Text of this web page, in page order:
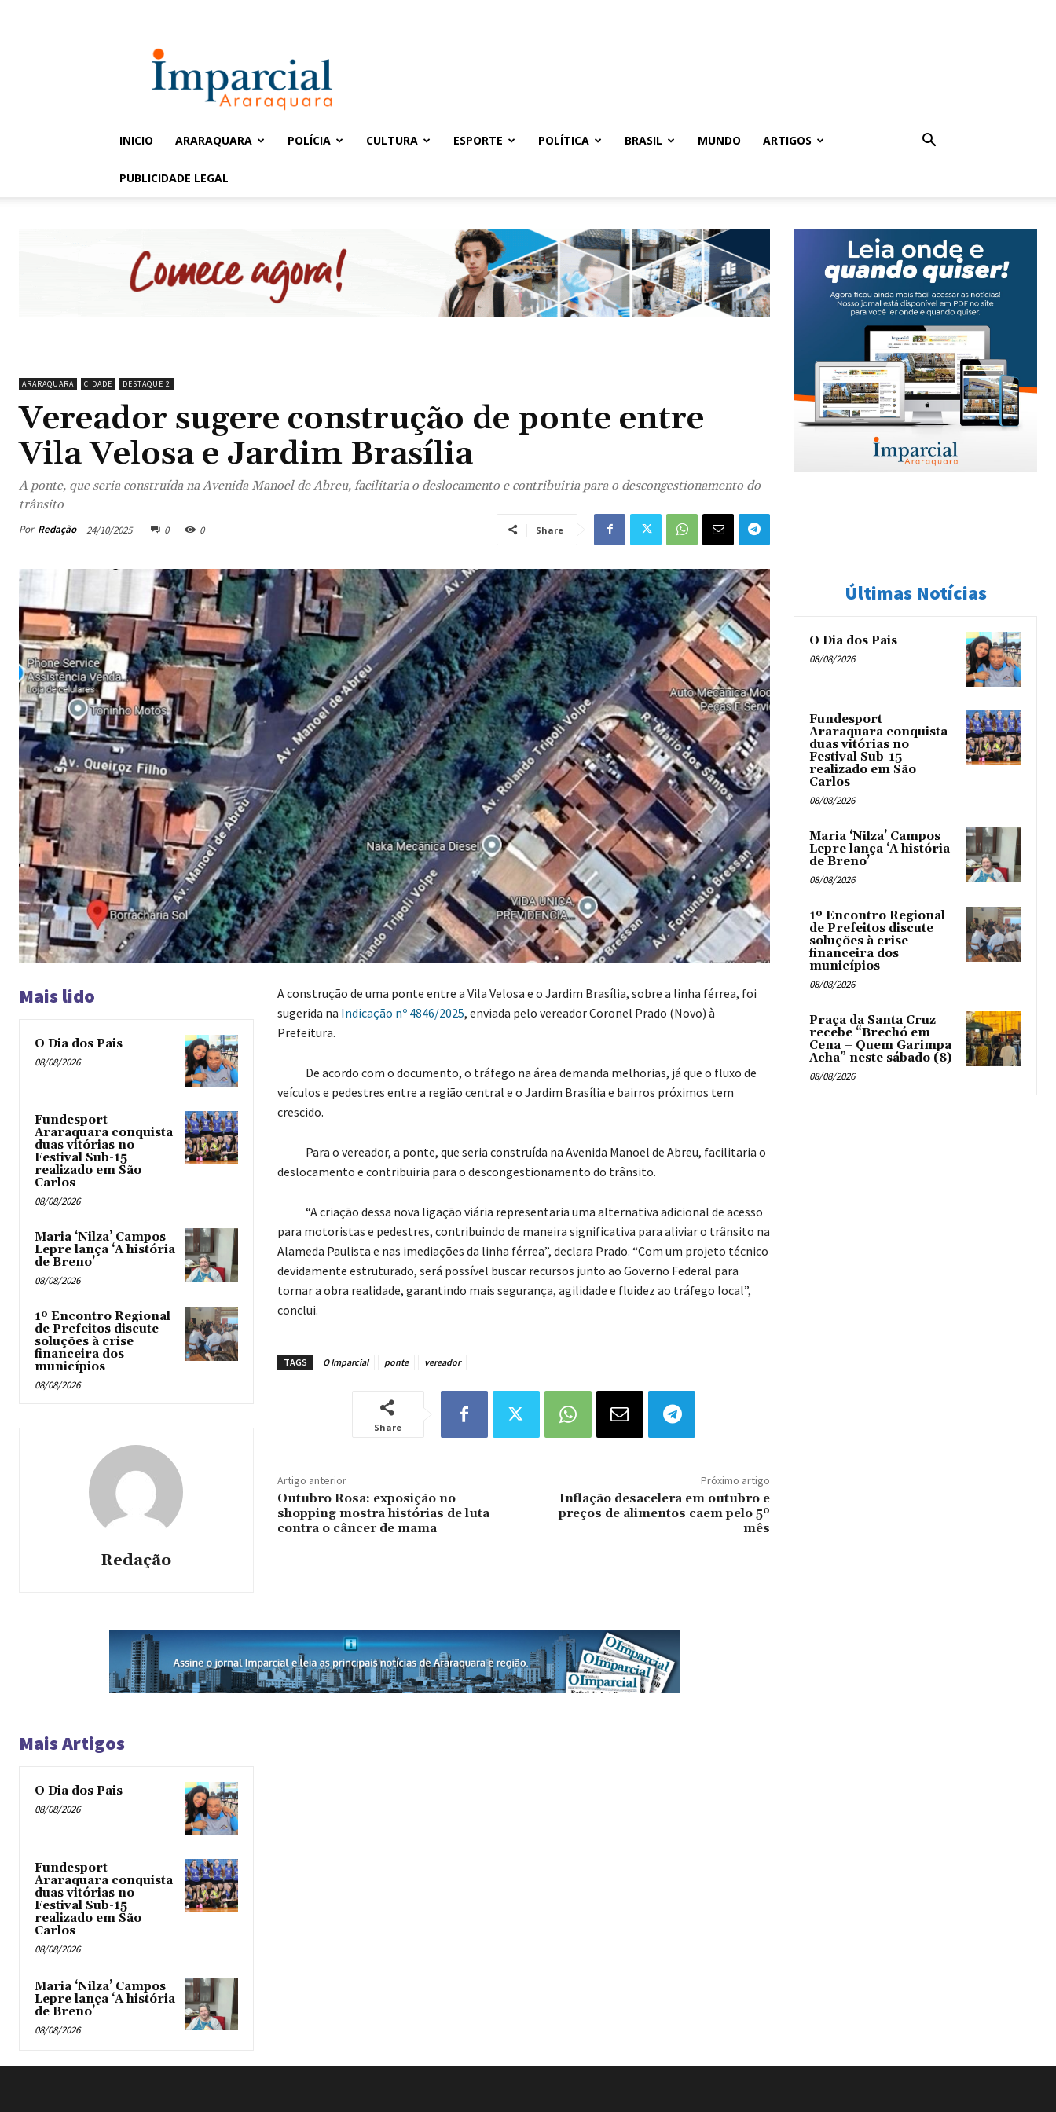
Imparcial
INICIO ARARAQUARA POLÍCIA CULTURA ESPORTE POLÍTICA BRASIL MUNDO ARTIGOS
PUBLICIDADE LEGAL
ARARAQUARA CIDADE DESTAQUE 2
Vereador sugere construção de ponte entre
Vila Velosa e Jardim Brasília
A ponte, que seria construída na Avenida Manoel de Abreu, facilitaria o deslocamento e contribuiria para o descongestionamento do
trânsito
Por Redação 24/10/2025 0 0 Share
Mais lido
O Dia dos Pais
08/08/2026
Fundesport
Araraquara conquista
duas vitórias no
Festival Sub-15
realizado em São
Carlos
08/08/2026
Maria ‘Nilza’ Campos
Lepre lança ‘A história
de Breno’
08/08/2026
1º Encontro Regional
de Prefeitos discute
soluções à crise
financeira dos
municípios
08/08/2026
Redação
A construção de uma ponte entre a Vila Velosa e o Jardim Brasília, sobre a linha férrea, foi
sugerida na Indicação nº 4846/2025, enviada pelo vereador Coronel Prado (Novo) à
Prefeitura.
De acordo com o documento, o tráfego na área demanda melhorias, já que o fluxo de
veículos e pedestres entre a região central e o Jardim Brasília e bairros próximos tem
crescido.
Para o vereador, a ponte, que seria construída na Avenida Manoel de Abreu, facilitaria o
deslocamento e contribuiria para o descongestionamento do trânsito.
“A criação dessa nova ligação viária representaria uma alternativa adicional de acesso
para motoristas e pedestres, contribuindo de maneira significativa para aliviar o trânsito na
Alameda Paulista e nas imediações da linha férrea”, declara Prado. “Com um projeto técnico
devidamente estruturado, será possível buscar recursos junto ao Governo Federal para
tornar a obra realidade, garantindo mais segurança, agilidade e fluidez ao tráfego local”,
conclui.
TAGS O Imparcial ponte vereador
Share
Artigo anterior
Outubro Rosa: exposição no
shopping mostra histórias de luta
contra o câncer de mama
Próximo artigo
Inflação desacelera em outubro e
preços de alimentos caem pelo 5º
mês
Mais Artigos
O Dia dos Pais
08/08/2026
Fundesport
Araraquara conquista
duas vitórias no
Festival Sub-15
realizado em São
Carlos
08/08/2026
Maria ‘Nilza’ Campos
Lepre lança ‘A história
de Breno’
08/08/2026
Últimas Notícias
O Dia dos Pais
08/08/2026
Fundesport
Araraquara conquista
duas vitórias no
Festival Sub-15
realizado em São
Carlos
08/08/2026
Maria ‘Nilza’ Campos
Lepre lança ‘A história
de Breno’
08/08/2026
1º Encontro Regional
de Prefeitos discute
soluções à crise
financeira dos
municípios
08/08/2026
Praça da Santa Cruz
recebe “Brechó em
Cena – Quem Garimpa
Acha” neste sábado (8)
08/08/2026